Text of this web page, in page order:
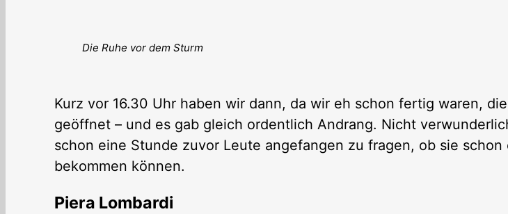
Die Ruhe vor dem Sturm
Kurz vor 16.30 Uhr haben wir dann, da wir eh schon fertig waren,
geöffnet – und es gab gleich ordentlich Andrang. Nicht
schon eine Stunde zuvor Leute angefangen zu fragen, ob sie schon
bekommen können.
Piera Lombardi